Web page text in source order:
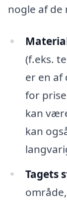
nogle af
(f.eks.
er en af
for
kan
kan
Tagets